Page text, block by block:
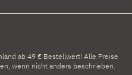
ab 49 € Bestellwert! Alle Preise
, wenn nicht anders beschrieben.